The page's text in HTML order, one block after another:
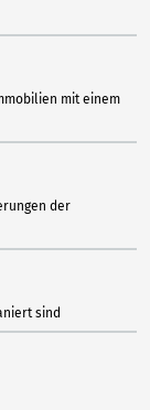
mit einem
der
sind